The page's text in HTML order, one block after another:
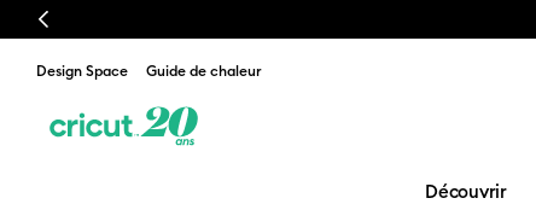
Previous
Design Space Guide de chaleur
Découvrir